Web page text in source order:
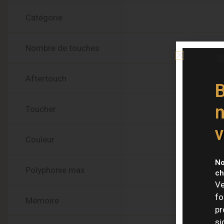
Catégorie
Nombre de touches
Aftertouch
Toucher
Couleur
Polyphonie max
Mémoire